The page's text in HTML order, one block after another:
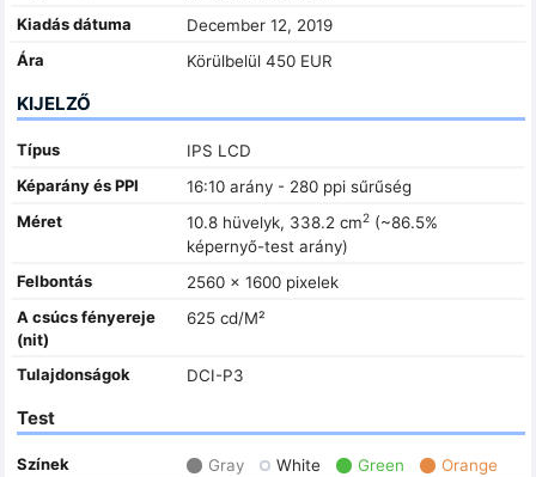
Kiadás dátuma
December 12, 2019
Ára
Körülbelül 450 EUR
KIJELZŐ
Típus
IPS LCD
Képarány és PPI
16:10 arány - 280 ppi sűrűség
Méret
10.8 hüvelyk, 338.2 cm2(~86.5%
képernyő-test arány)
Felbontás
2560 x 1600 pixelek
A csúcs fényereje
(nit)
625 cd/M²
Tulajdonságok DCI-P3
Test
Színek Gray White Green
Orange